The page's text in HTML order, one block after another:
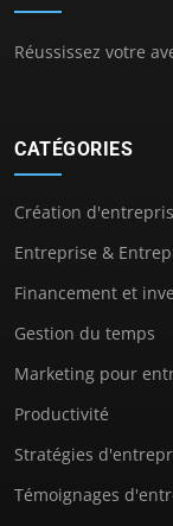
Réussissez votre
CATÉGORIES
Création
Entreprise &
Financement et
Gestion du temps
Marketing pour
Productivité
Stratégies
Témoignages